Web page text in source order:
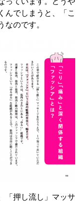
んでしまうと、「こ
なのです。
「押し流し」マッサ